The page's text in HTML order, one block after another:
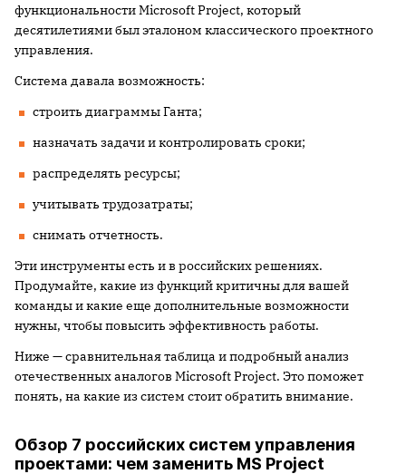
функциональности Microsoft Project, который
десятилетиями был эталоном классического проектного
управления.
Система давала возможность:
строить диаграммы Ганта;
назначать задачи и контролировать сроки;
распределять ресурсы;
учитывать трудозатраты;
снимать отчетность.
Эти инструменты есть и в российских решениях.
Продумайте, какие из функций критичны для вашей
команды и какие еще дополнительные возможности
нужны, чтобы повысить эффективность работы.
Ниже — сравнительная таблица и подробный анализ
отечественных аналогов Microsoft Project. Это поможет
понять, на какие из систем стоит обратить внимание.
Обзор 7 российских систем управления
проектами: чем заменить MS Project